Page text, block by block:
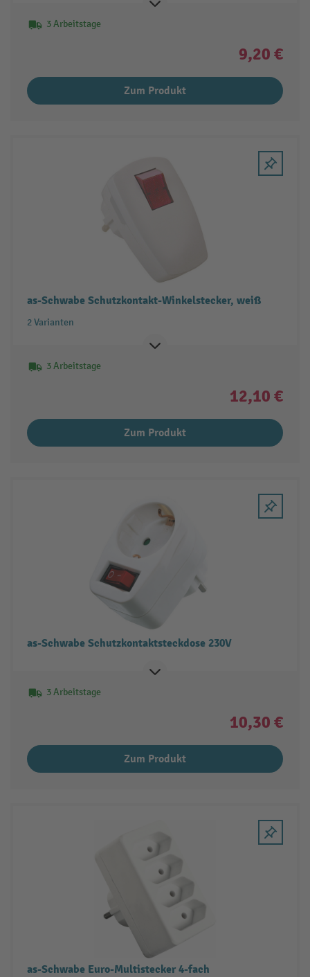
3 Arbeitstage
9,20 €
Zum Produkt
as-Schwabe Schutzkontakt-Winkelstecker, weiß
2 Varianten
3 Arbeitstage
12,10 €
Zum Produkt
as-Schwabe Schutzkontaktsteckdose 230V
3 Arbeitstage
10,30 €
Zum Produkt
as-Schwabe Euro-Multistecker 4-fach